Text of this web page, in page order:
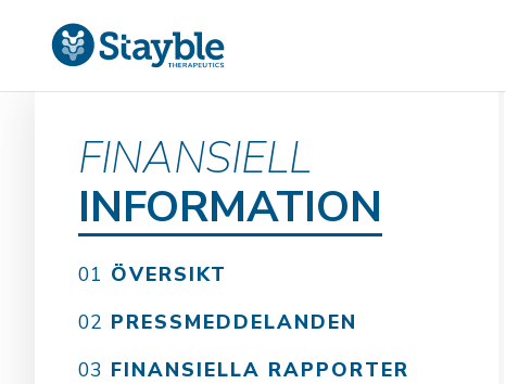
FINANSIELL
INFORMATION
ÖVERSIKT
PRESSMEDDELANDEN
FINANSIELLA RAPPORTER